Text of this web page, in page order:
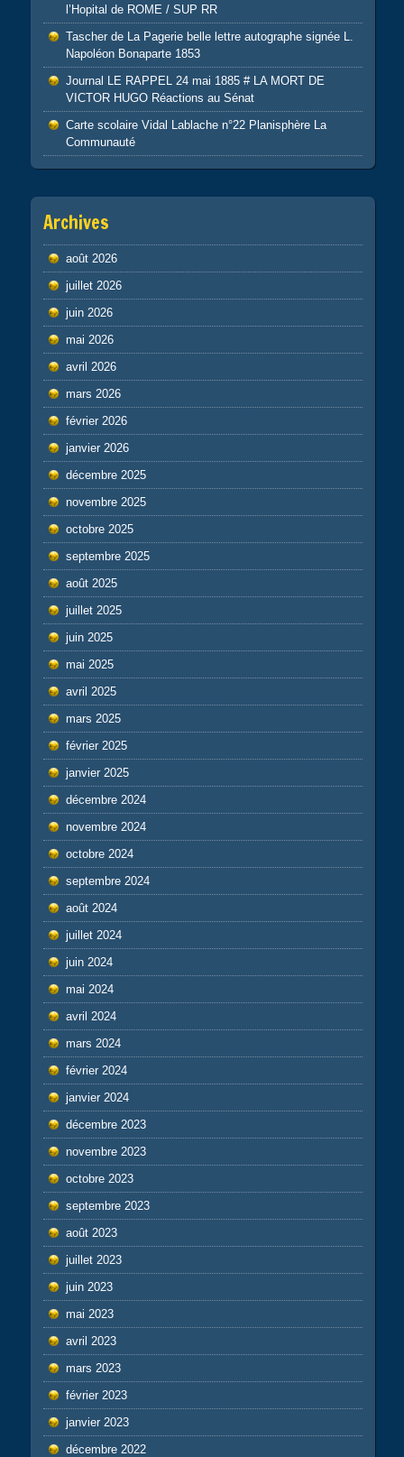
l’Hopital de ROME / SUP RR
Tascher de La Pagerie belle lettre autographe signée L.
Napoléon Bonaparte 1853
Journal LE RAPPEL 24 mai 1885 # LA MORT DE
VICTOR HUGO Réactions au Sénat
Carte scolaire Vidal Lablache n°22 Planisphère La
Communauté
Archives
août 2026
juillet 2026
juin 2026
mai 2026
avril 2026
mars 2026
février 2026
janvier 2026
décembre 2025
novembre 2025
octobre 2025
septembre 2025
août 2025
juillet 2025
juin 2025
mai 2025
avril 2025
mars 2025
février 2025
janvier 2025
décembre 2024
novembre 2024
octobre 2024
septembre 2024
août 2024
juillet 2024
juin 2024
mai 2024
avril 2024
mars 2024
février 2024
janvier 2024
décembre 2023
novembre 2023
octobre 2023
septembre 2023
août 2023
juillet 2023
juin 2023
mai 2023
avril 2023
mars 2023
février 2023
janvier 2023
décembre 2022